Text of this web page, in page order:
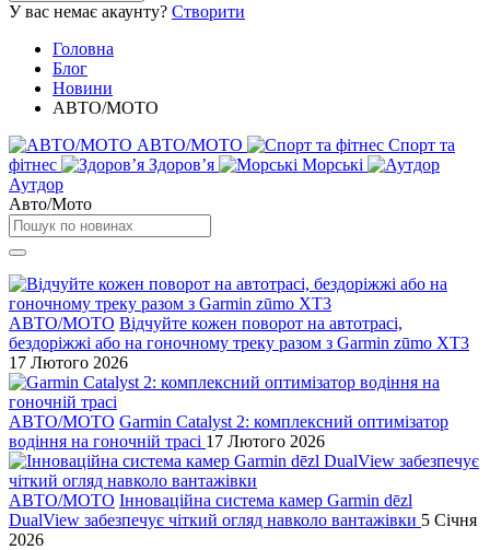
У вас немає акаунту? Створити
Головна
Блог
Новини
АВТО/МОТО
АВТО/МОТО
Спорт та
фітнес
Здоровʼя
Морські
Аутдор
Авто/Мото
АВТО/МОТО Відчуйте кожен поворот на автотрасі,
бездоріжжі або на гоночному треку разом з Garmin zūmo XT3
17 Лютого 2026
АВТО/МОТО Garmin Catalyst 2: комплексний оптимізатор
водіння на гоночній трасі 17 Лютого 2026
АВТО/МОТО Інноваційна система камер Garmin dēzl
DualView забезпечує чіткий огляд навколо вантажівки 5 Січня
2026